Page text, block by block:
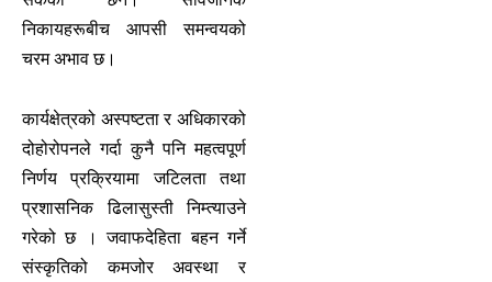
निकायहरूबीच आपसी समन्वयको
चरम अभाव छ।
कार्यक्षेत्रको अस्पष्टता र अधिकारको
दोहोरोपनले गर्दा कुनै पनि महत्वपूर्ण
निर्णय प्रक्रियामा जटिलता तथा
प्रशासनिक ढिलासुस्ती निम्त्याउने
गरेको छ । जवाफदेहिता बहन गर्ने
संस्कृतिको कमजोर अवस्था र